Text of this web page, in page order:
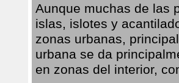
Aunque muchas de las
islas, islotes y
zonas urbanas,
urbana se da
en zonas del interior,